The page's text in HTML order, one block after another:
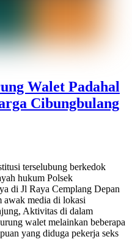
Walet Padahal
Cibungbulang
terselubung berkedok
hukum Polsek
di Jl Raya Cemplang Depan
media di lokasi
Aktivitas di dalam
walet melainkan beberapa
yang diduga pekerja seks